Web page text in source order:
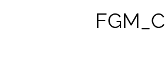
FGM_C